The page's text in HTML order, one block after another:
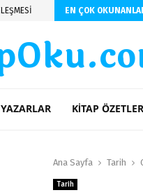
EN ÇOK
YAZARLAR KITAP
Ana Sayfa Tarih
Tarih